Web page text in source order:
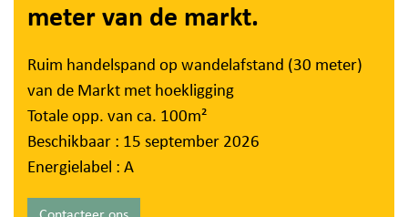
meter van de markt.
Ruim handelspand op wandelafstand (30 meter)
van de Markt met hoekligging
Totale opp. van ca. 100m²
Beschikbaar : 15 september 2026
Energielabel : A